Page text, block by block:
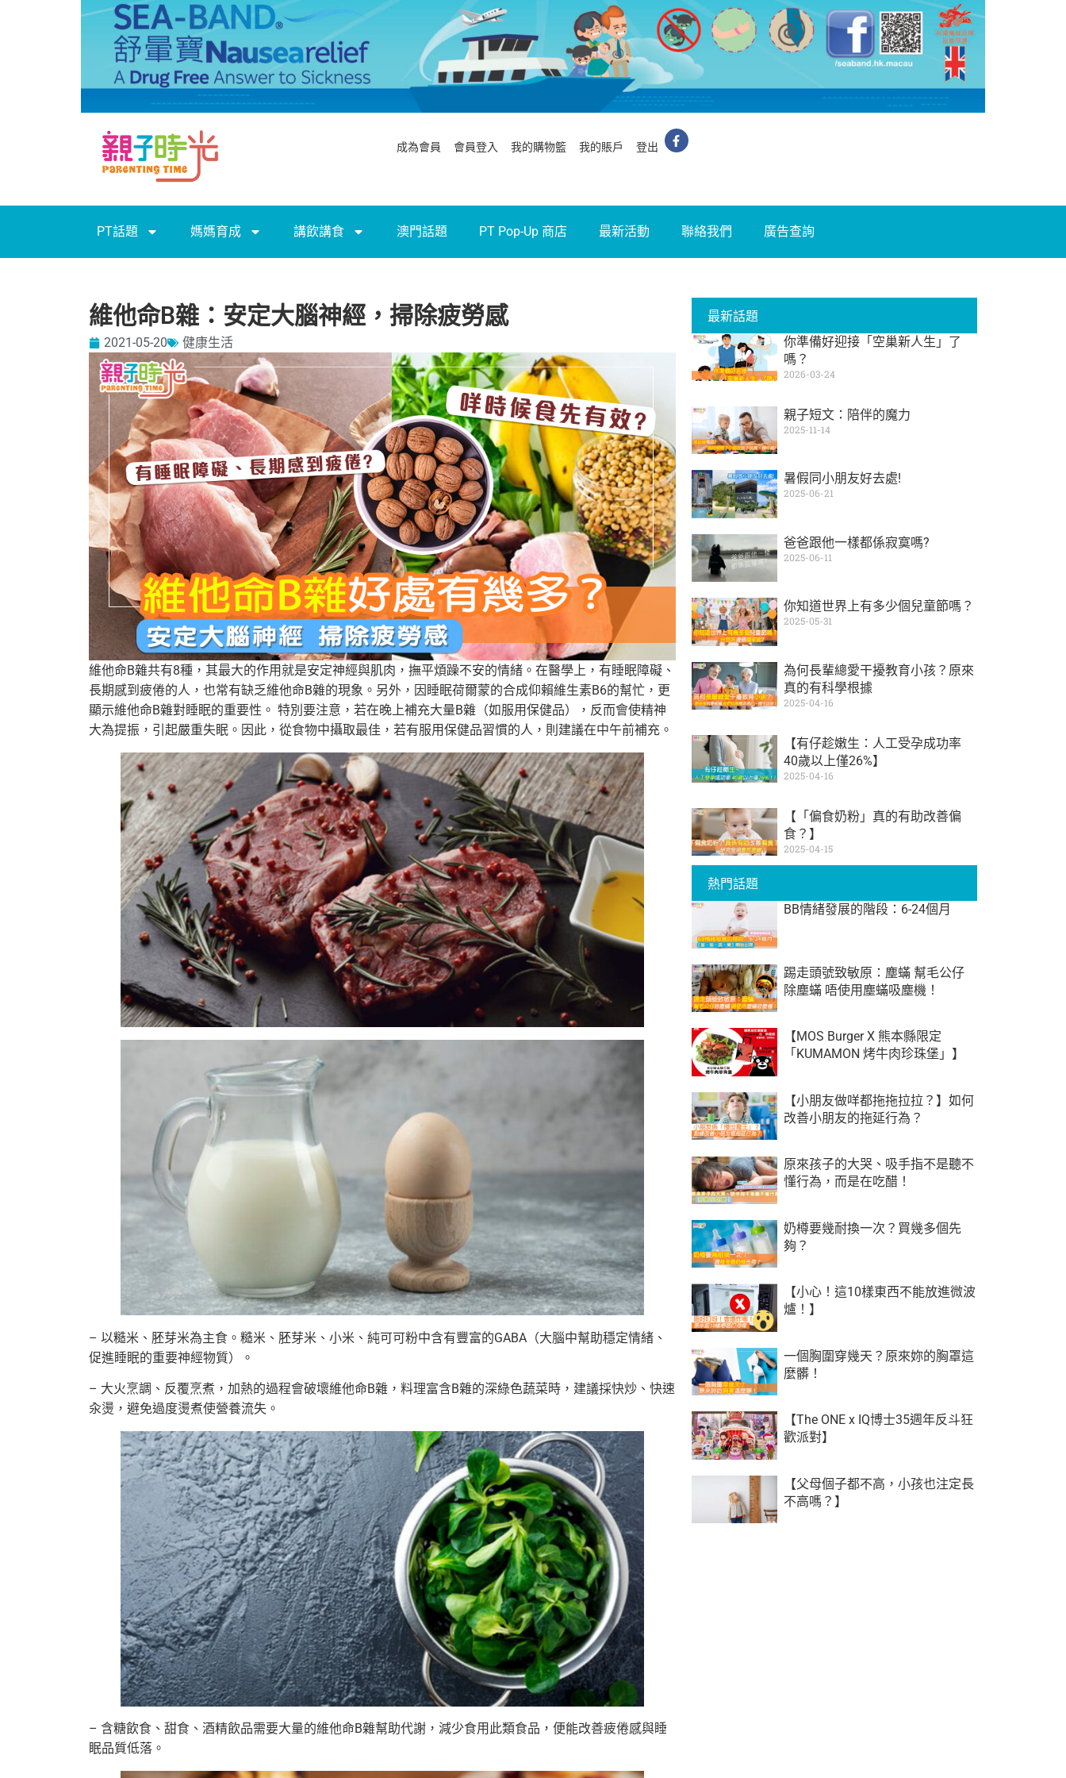
成為會員 會員登入 我的購物籃 我的賬戶 登出
PT話題 媽媽育成 講飲講食 澳門話題 PT Pop-Up 商店 最新活動 聯絡我們 廣告查詢
維他命B雜：安定大腦神經，掃除疲勞感
2021-05-20 健康生活
維他命B雜共有8種，其最大的作用就是安定神經與肌肉，撫平煩躁不安的情緒。在醫學上，有睡眠障礙、
長期感到疲倦的人，也常有缺乏維他命B雜的現象。另外，因睡眠荷爾蒙的合成仰賴維生素B6的幫忙，更
顯示維他命B雜對睡眠的重要性。 特別要注意，若在晚上補充大量B雜（如服用保健品），反而會使精神
大為提振，引起嚴重失眠。因此，從食物中攝取最佳，若有服用保健品習慣的人，則建議在中午前補充。
– 以糙米、胚芽米為主食。糙米、胚芽米、小米、純可可粉中含有豐富的GABA（大腦中幫助穩定情緒、
促進睡眠的重要神經物質）。
– 大火烹調、反覆烹煮，加熱的過程會破壞維他命B雜，料理富含B雜的深綠色蔬菜時，建議採快炒、快速
汆燙，避免過度燙煮使營養流失。
– 含糖飲食、甜食、酒精飲品需要大量的維他命B雜幫助代謝，減少食用此類食品，便能改善疲倦感與睡
眠品質低落。
最新話題
你準備好迎接「空巢新人生」了
嗎？
2026-03-24
親子短文：陪伴的魔力
2025-11-14
暑假同小朋友好去處!
2025-06-21
爸爸跟他一樣都係寂寞嗎?
2025-06-11
你知道世界上有多少個兒童節嗎？
2025-05-31
為何長輩總愛干擾教育小孩？原來
真的有科學根據
2025-04-16
【有仔趁嫩生：人工受孕成功率
40歲以上僅26%】
2025-04-16
【「偏食奶粉」真的有助改善偏
食？】
2025-04-15
熱門話題
BB情緒發展的階段：6-24個月
踢走頭號致敏原：塵蟎 幫毛公仔
除塵蟎 唔使用塵蟎吸塵機！
【MOS Burger X 熊本縣限定
「KUMAMON 烤牛肉珍珠堡」】
【小朋友做咩都拖拖拉拉？】如何
改善小朋友的拖延行為？
原來孩子的大哭、吸手指不是聽不
懂行為，而是在吃醋！
奶樽要幾耐換一次？買幾多個先
夠？
【小心！這10樣東西不能放進微波
爐！】
一個胸圍穿幾天？原來妳的胸罩這
麼髒！
【The ONE x IQ博士35週年反斗狂
歡派對】
【父母個子都不高，小孩也注定長
不高嗎？】